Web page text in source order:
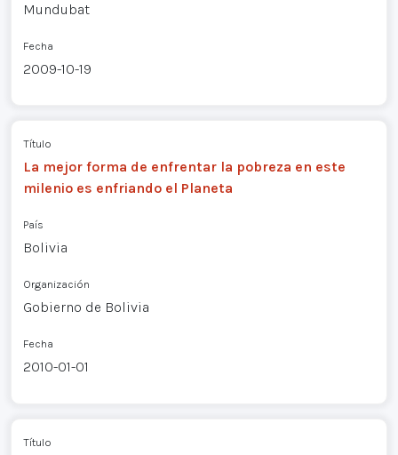
Mundubat
Fecha
2009-10-19
Título
La mejor forma de enfrentar la pobreza en este
milenio es enfriando el Planeta
País
Bolivia
Organización
Gobierno de Bolivia
Fecha
2010-01-01
Título